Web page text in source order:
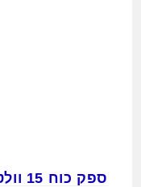
ספק כוח 15 וולט, 2.0 אמפר